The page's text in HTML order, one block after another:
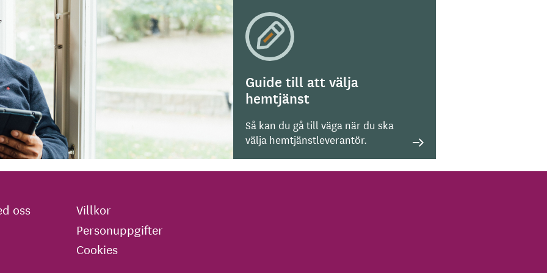
Guide till att välja
hemtjänst
Så kan du gå till väga när du ska
välja hemtjänstleverantör.
oss
Villkor
Personuppgifter
Cookies